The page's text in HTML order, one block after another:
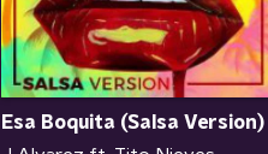
Esa Boquita (Salsa Version)